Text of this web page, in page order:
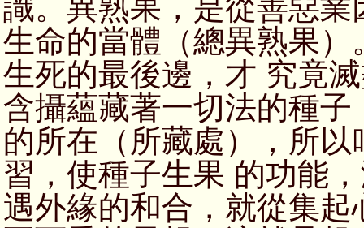
識。異熟果，是從善惡
生命的當體（總異熟果
生死的最後邊，才 究竟
含攝蘊藏著一切法的種
的所在（所藏處），所
習，使種子生果 的功能
遇外緣的和合，就從集